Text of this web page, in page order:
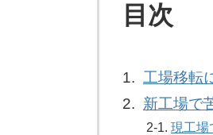
目次
1. 工場移転
2. 新工場で
2-1. 現工場